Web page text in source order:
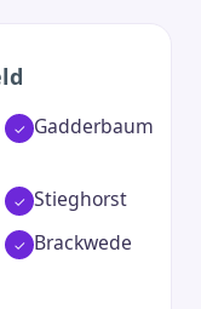
Gadderbaum
Stieghorst
Brackwede